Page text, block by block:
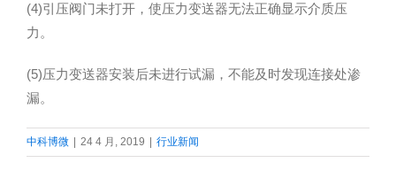
(4)引压阀门未打开，使压力变送器无法正确显示介质压
力。
(5)压力变送器安装后未进行试漏，不能及时发现连接处渗
漏。
中科博微 24 4 月, 2019 行业新闻